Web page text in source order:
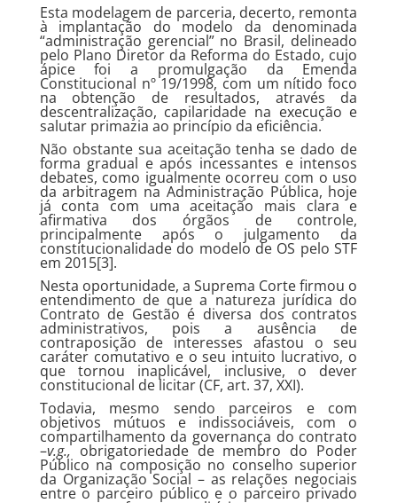
Esta modelagem de parceria, decerto, remonta
à implantação do modelo da denominada
“administração gerencial” no Brasil, delineado
pelo Plano Diretor da Reforma do Estado, cujo
ápice foi a promulgação da Emenda
Constitucional nº 19/1998, com um nítido foco
na obtenção de resultados, através da
descentralização, capilaridade na execução e
salutar primazia ao princípio da eficiência.
Não obstante sua aceitação tenha se dado de
forma gradual e após incessantes e intensos
debates, como igualmente ocorreu com o uso
da arbitragem na Administração Pública, hoje
já conta com uma aceitação mais clara e
afirmativa dos órgãos de controle,
principalmente após o julgamento da
constitucionalidade do modelo de OS pelo STF
em 2015[3].
Nesta oportunidade, a Suprema Corte firmou o
entendimento de que a natureza jurídica do
Contrato de Gestão é diversa dos contratos
administrativos, pois a ausência de
contraposição de interesses afastou o seu
caráter comutativo e o seu intuito lucrativo, o
que tornou inaplicável, inclusive, o dever
constitucional de licitar (CF, art. 37, XXI).
Todavia, mesmo sendo parceiros e com
objetivos mútuos e indissociáveis, com o
compartilhamento da governança do contrato
–v.g.,obrigatoriedade de membro do Poder
Público na composição no conselho superior
da Organização Social – as relações negociais
entre o parceiro público e o parceiro privado